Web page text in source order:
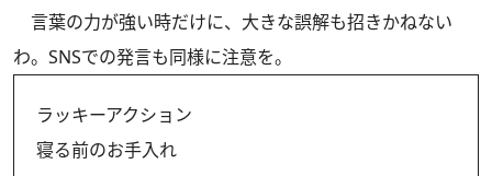
言葉の力が強い時だけに、大きな誤解も招きかねない
わ。SNSでの発言も同様に注意を。
ラッキーアクション
寝る前のお手入れ